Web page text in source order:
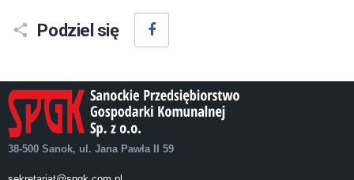
Podziel się
38-500 Sanok, ul. Jana Pawła II 59